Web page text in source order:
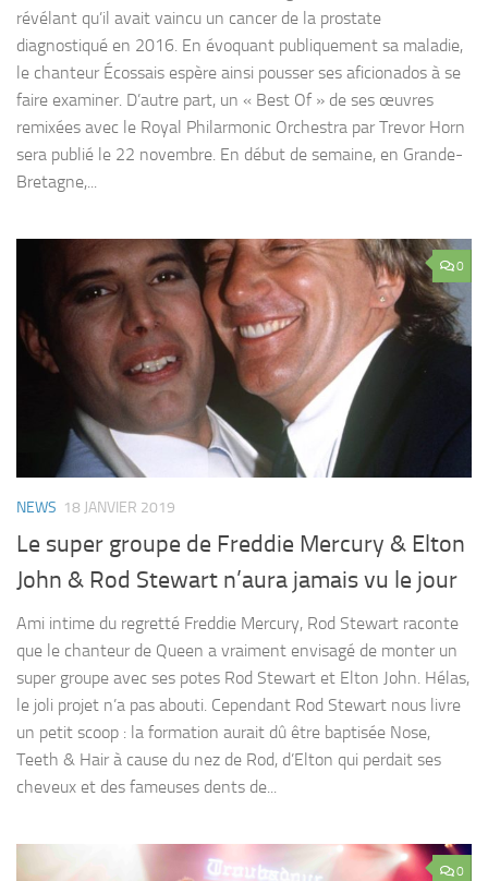
révélant qu’il avait vaincu un cancer de la prostate
diagnostiqué en 2016. En évoquant publiquement sa maladie,
le chanteur Écossais espère ainsi pousser ses aficionados à se
faire examiner. D’autre part, un « Best Of » de ses œuvres
remixées avec le Royal Philarmonic Orchestra par Trevor Horn
sera publié le 22 novembre. En début de semaine, en Grande-
Bretagne,...
0
NEWS 18 JANVIER 2019
Le super groupe de Freddie Mercury & Elton
John & Rod Stewart n’aura jamais vu le jour
Ami intime du regretté Freddie Mercury, Rod Stewart raconte
que le chanteur de Queen a vraiment envisagé de monter un
super groupe avec ses potes Rod Stewart et Elton John. Hélas,
le joli projet n’a pas abouti. Cependant Rod Stewart nous livre
un petit scoop : la formation aurait dû être baptisée Nose,
Teeth & Hair à cause du nez de Rod, d’Elton qui perdait ses
cheveux et des fameuses dents de...
0